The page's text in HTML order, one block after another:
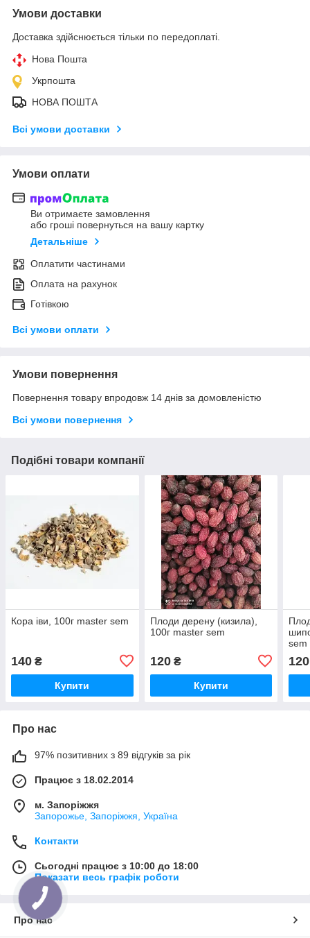
Умови доставки
Доставка здійснюється тільки по передоплаті.
Нова Пошта
Укрпошта
НОВА ПОШТА
Всі умови доставки
Умови оплати
Ви отримаєте замовлення
або гроші повернуться на вашу картку
Детальніше
Оплатити частинами
Оплата на рахунок
Готівкою
Всі умови оплати
Умови повернення
Повернення товару впродовж 14 днів за домовленістю
Всі умови повернення
Подібні товари компанії
Кора іви, 100г master sem
140 ₴
Купити
Плоди дерену (кизила),
100г master sem
120₴
Купити
sem
120
Про нас
97% позитивних з 89 відгуків за рік
Працює з 18.02.2014
м. Запоріжжя
Запорожье, Запоріжжя, Україна
Контакти
Сьогодні працює з 10:00 до 18:00
Показати весь графік роботи
Про нас